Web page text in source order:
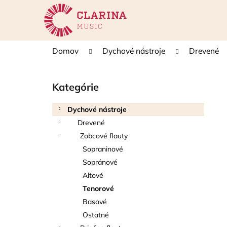
Domov Dychové nástroje Drevené
Preskočiť
kategórie
Kategórie
Dychové nástroje
Drevené
Zobcové flauty
Sopraninové
Sopránové
Altové
Tenorové
Basové
Ostatné
í
Späť
do
Späť
do